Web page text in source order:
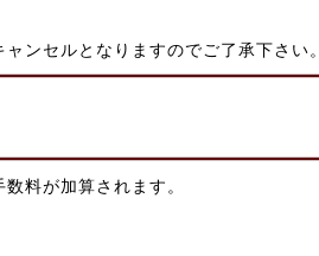
ンセルとなりますのでご了承下さい。
料が加算されます。